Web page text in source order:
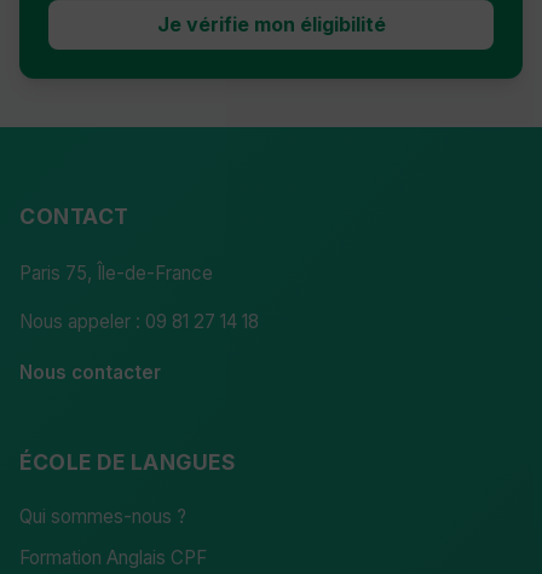
Je vérifie mon éligibilité
CONTACT
Paris 75, Île-de-France
Nous appeler : 09 81 27 14 18
Nous contacter
ÉCOLE DE LANGUES
Qui sommes-nous ?
Formation Anglais CPF